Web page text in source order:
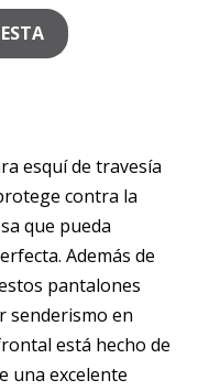
esquí de travesía
contra la
que pueda
Además de
pantalones
senderismo en
está hecho de
una excelente